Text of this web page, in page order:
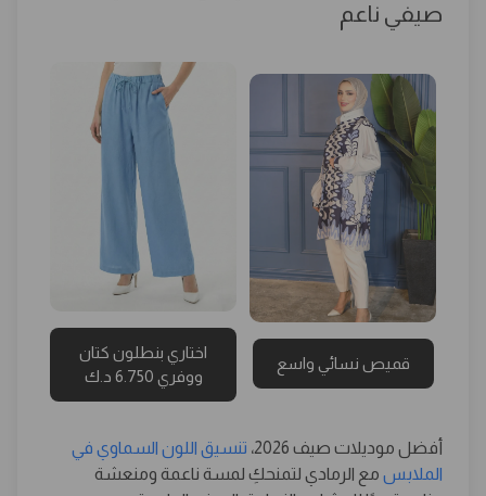
صيفي ناعم
قميص نسائي واسع
اختاري بنطلون كتان
ووفري 6.750 د.ك
أفضل موديلات صيف 2026،
تنسيق اللون السماوي في
الملابس مع الرمادي لتمنحكِ لمسة ناعمة ومنعشة